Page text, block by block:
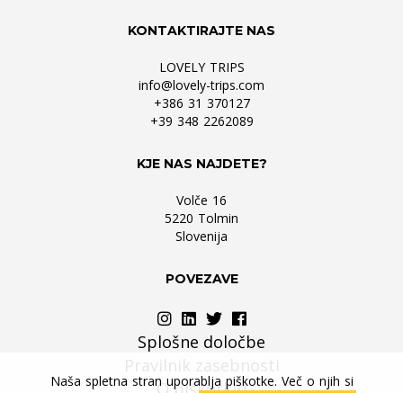
Naša spletna stran uporablja piškotke. Več o njih si
KONTAKTIRAJTE NAS
LOVELY TRIPS
info@lovely-trips.com
+386 31 370127
+39 348 2262089
KJE NAS NAJDETE?
Volče 16
5220 Tolmin
Slovenija
POVEZAVE
Splošne določbe
Pravilnik zasebnosti